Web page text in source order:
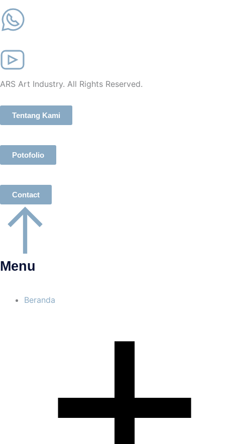
ARS Art Industry. All Rights Reserved.
Tentang Kami
Potofolio
Contact
Menu
Beranda